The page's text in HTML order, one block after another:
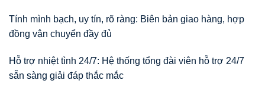
Tính mình bạch, uy tín, rõ ràng: Biên bản giao hàng, hợp
đồng vận chuyển đầy đủ
Hỗ trợ nhiệt tình 24/7: Hệ thống tổng đài viên hỗ trợ 24/7
sẵn sàng giải đáp thắc mắc